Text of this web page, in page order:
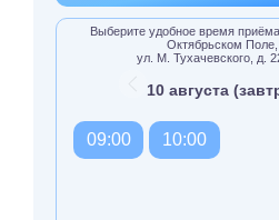
Выберите удобное время
Октябрьском Поле,
ул. М. Тухачевского, д.
10 августа
09:00 10:00